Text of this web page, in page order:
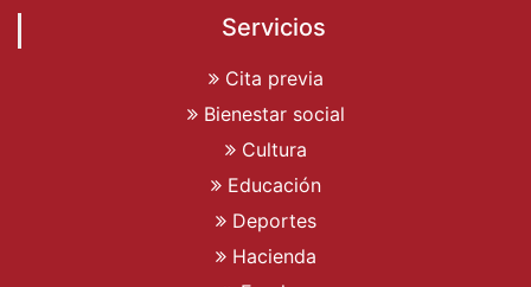
Servicios
Cita previa
Bienestar social
Cultura
Educación
Deportes
Hacienda